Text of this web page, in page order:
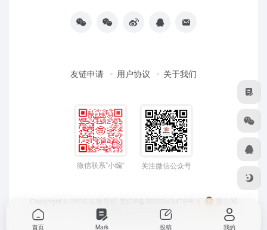
友链申请 用户协议 关于我们
微信联系”小编“ 关注微信公众号
Copyright © 2026 玩家导航 黑ICP备2025043478号-1
黑公网
安备23050202000033号
首页 Mark 投稿 我的